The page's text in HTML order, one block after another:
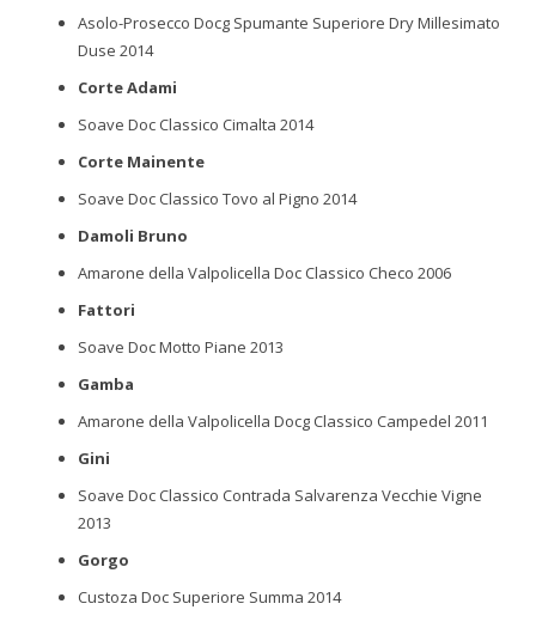
Asolo-Prosecco Docg Spumante Superiore Dry Millesimato
Duse 2014
Corte Adami
Soave Doc Classico Cimalta 2014
Corte Mainente
Soave Doc Classico Tovo al Pigno 2014
Damoli Bruno
Amarone della Valpolicella Doc Classico Checo 2006
Fattori
Soave Doc Motto Piane 2013
Gamba
Amarone della Valpolicella Docg Classico Campedel 2011
Gini
Soave Doc Classico Contrada Salvarenza Vecchie Vigne
2013
Gorgo
Custoza Doc Superiore Summa 2014